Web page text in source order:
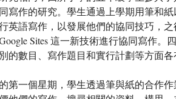
寫作的研究。學生通過上學期用筆和
英語寫作，以發展他們的協同技巧，
Sites 這一新技術進行協同寫作。
的數目、寫作題目和實行計劃等方面各
第一個星期，學生透過筆與紙的合作